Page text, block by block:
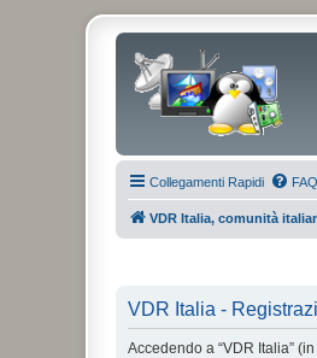
Collegamenti Rapidi FAQ
VDR Italia, comunità
VDR Italia -
Accedendo a “VDR Italia”